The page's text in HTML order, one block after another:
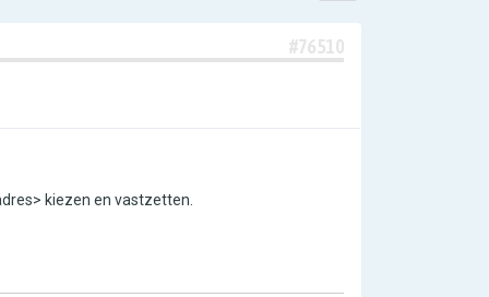
#76510
kiezen en vastzetten.